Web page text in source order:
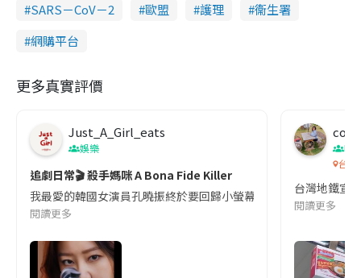
SARS－CoV－2
歐盟 護理
衞生署
網購平台
更多真實評價
Just_A_Girl_eats
娛樂
追劇日常🎬 殺手媽咪 A Bona Fide Killer
我最愛的韓國女演員孔曉振終於要回歸小螢幕啦!這次的劇本改編
閱讀更多
co
吹
台灣
台灣地鐵宣
閱讀更多